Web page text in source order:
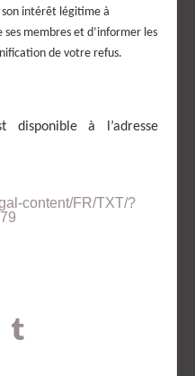
son intérêt légitime à
membres et d’informer les
de votre refus.
à l’adresse
content/FR/TXT/?